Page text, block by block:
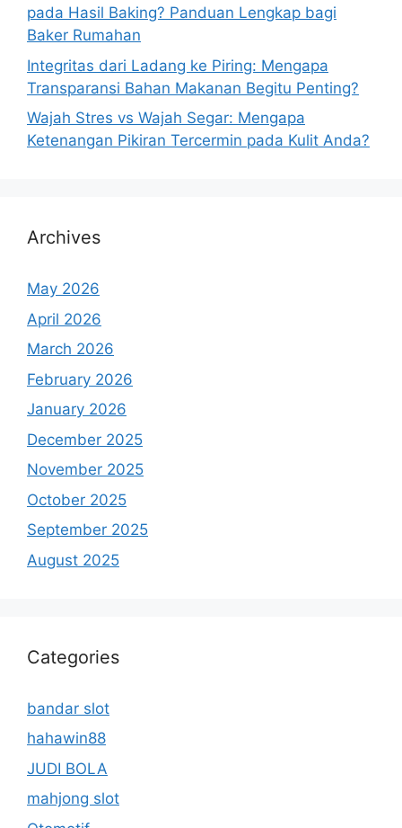
pada Hasil Baking? Panduan Lengkap bagi
Baker Rumahan
Integritas dari Ladang ke Piring: Mengapa
Transparansi Bahan Makanan Begitu Penting?
Wajah Stres vs Wajah Segar: Mengapa
Ketenangan Pikiran Tercermin pada Kulit Anda?
Archives
May 2026
April 2026
March 2026
February 2026
January 2026
December 2025
November 2025
October 2025
September 2025
August 2025
Categories
bandar slot
hahawin88
JUDI BOLA
mahjong slot